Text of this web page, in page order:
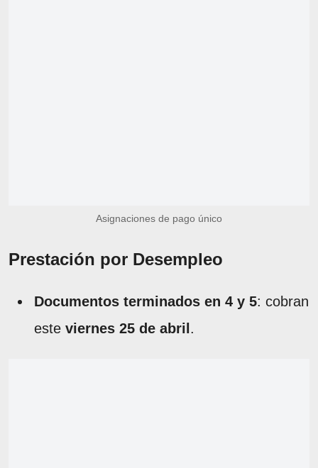
Asignaciones de pago único
Prestación por Desempleo
Documentos terminados en 4 y 5: cobran
este viernes 25 de abril .